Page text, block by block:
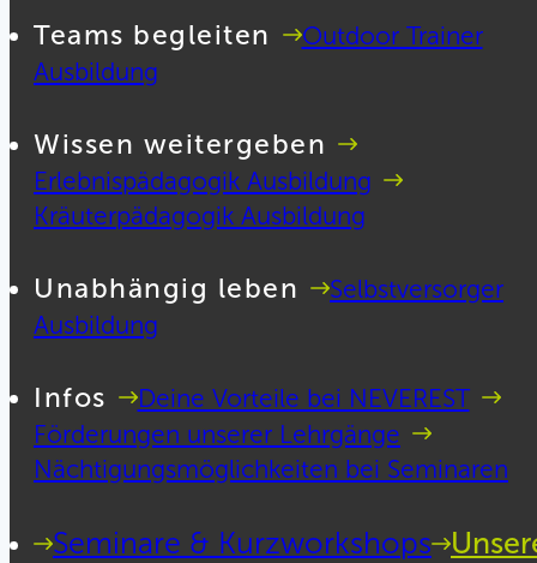
Teams begleiten
Outdoor Trainer
Ausbildung
Wissen weitergeben
Erlebnispädagogik Ausbildung
Kräuterpädagogik Ausbildung
Unabhängig leben
Selbstversorger
Ausbildung
Infos
Deine Vorteile bei NEVEREST
Förderungen unserer Lehrgänge
Nächtigungsmöglichkeiten bei Seminaren
Seminare & Kurzworkshops